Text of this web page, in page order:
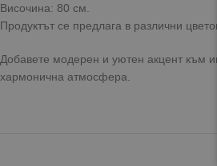
Височина: 80 см.
Продуктът се предлага в различни
Добавете модерен и уютен акцент към
хармонична атмосфера.